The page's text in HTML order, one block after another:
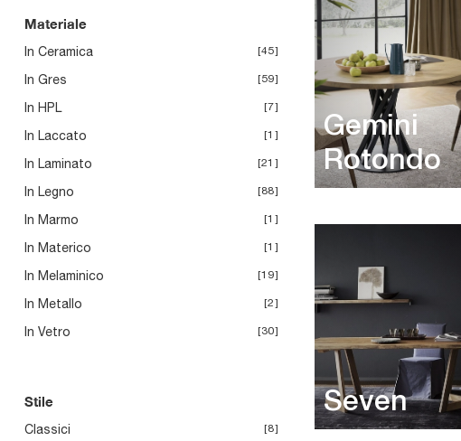
Materiale
In Ceramica 45
In Gres 59
In HPL 7
In Laccato 1
In Laminato 21
In Legno 88
In Marmo 1
In Materico 1
In Melaminico 19
In Metallo 2
In Vetro 30
Stile
Classici 8
Gemini
Rotondo
Seven